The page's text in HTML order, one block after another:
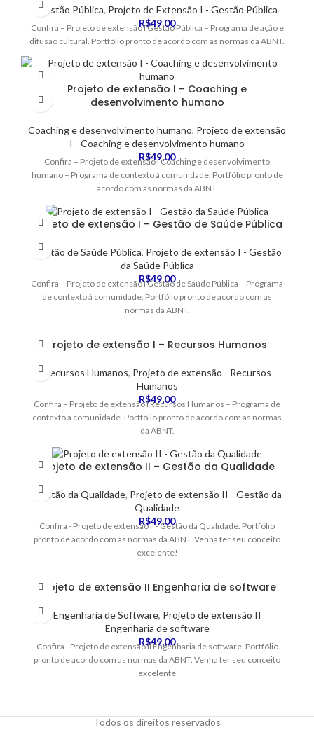
Gestão Pública, Projeto de Extensão I - Gestão Pública
R$49,00
Confira – Projeto de extensão I Gestão Pública – Programa de ação e
difusão cultural. Portfólio pronto de acordo com as normas da ABNT.
Projeto de extensão I – Coaching e
desenvolvimento humano
Coaching e desenvolvimento humano, Projeto de extensão
I - Coaching e desenvolvimento humano
R$49,00
Confira – Projeto de extensão I Coaching e desenvolvimento
humano – Programa de contexto á comunidade. Portfólio pronto de
acordo com as normas da ABNT.
Projeto de extensão I – Gestão de Saúde Pública
Gestão de Saúde Pública, Projeto de extensão I - Gestão
da Saúde Pública
R$49,00
Confira – Projeto de extensão I Gestão de Saúde Pública – Programa
de contexto á comunidade. Portfólio pronto de acordo com as
normas da ABNT.
Projeto de extensão I – Recursos Humanos
Recursos Humanos, Projeto de extensão - Recursos
Humanos
R$49,00
Confira – Projeto de extensão I Recursos Humanos – Programa de
contexto á comunidade. Portfólio pronto de acordo com as normas
da ABNT.
Projeto de extensão II – Gestão da Qualidade
Gestão da Qualidade, Projeto de extensão II - Gestão da
Qualidade
R$49,00
Confira - Projeto de extensão II - Gestão da Qualidade. Portfólio
pronto de acordo com as normas da ABNT. Venha ter seu conceito
excelente!
Projeto de extensão II Engenharia de software
Engenharia de Software, Projeto de extensão II
Engenharia de software
R$49,00
Confira - Projeto de extensão II Engenharia de software. Portfólio
pronto de acordo com as normas da ABNT. Venha ter seu conceito
excelente
Todos os direitos reservados